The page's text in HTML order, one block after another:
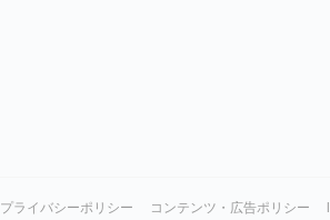
プライバシーポリシー コンテンツ・広告ポリシー